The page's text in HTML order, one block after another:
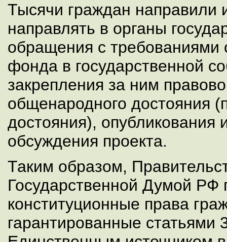
Тысячи граждан направили
направлять в органы
обращения с требованиями
фонда в государственной
закрепления за ним
общенародного достояния
достояния), опубликования
обсуждения проекта.
Таким образом,
Государственной Думой РФ
конституционные права
гарантированные статьями